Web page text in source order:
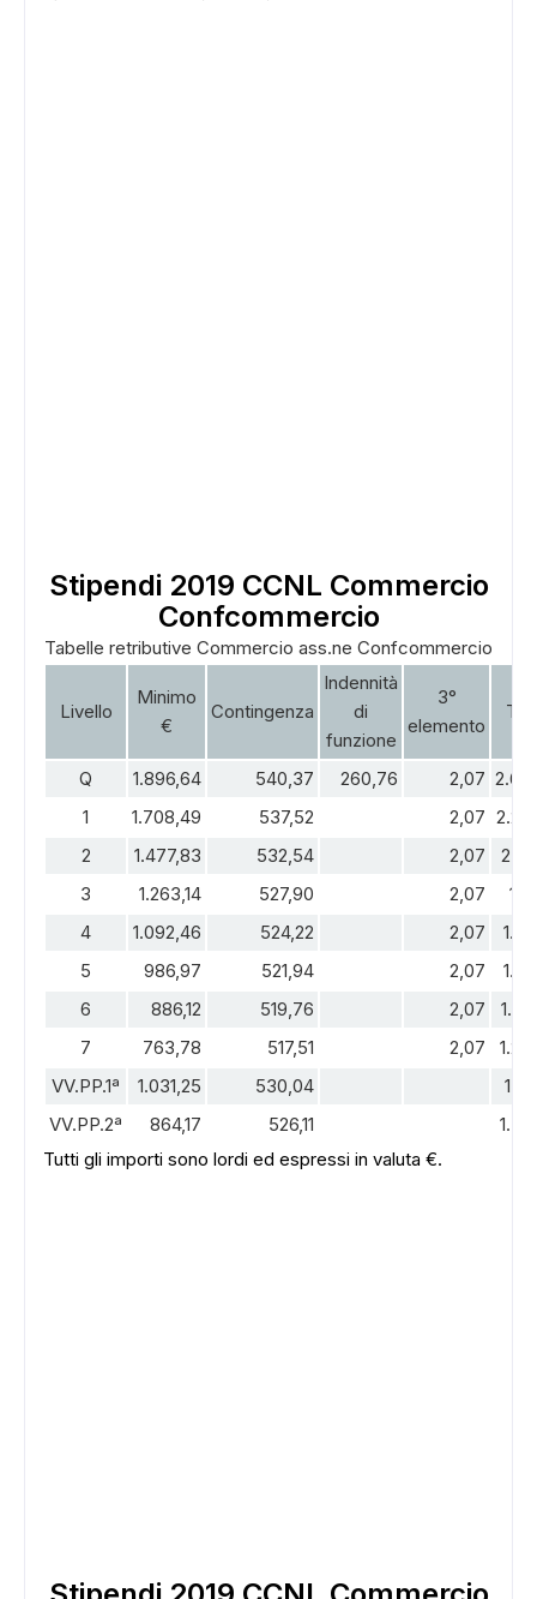
Stipendi 2019 CCNL Commercio
Confcommercio
Tabelle retributive Commercio ass.ne Confcommercio
Livello
Minimo
€
Contingenza
Indennità
di
funzione
3°
elemento
Q 1.896,64 540,37 260,76 2,07
1
1.708,49 537,52 2,07
2
1.477,83 532,54 2,07
3
1.263,14 527,90 2,07
4
1.092,46 524,22 2,07
5
986,97 521,94 2,07
6
886,12 519,76 2,07
7
763,78 517,51 2,07
VV.PP.1ª
1.031,25 530,04
VV.PP.2ª
864,17 526,11
Tutti gli importi sono lordi ed espressi in valuta €.